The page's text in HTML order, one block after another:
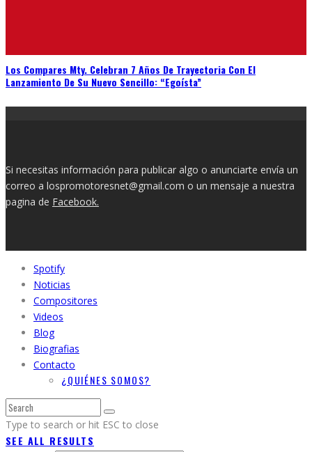
Los Compares Mty. Celebran 7 Años De Trayectoria Con El
Lanzamiento De Su Nuevo Sencillo: “Egoísta”
Si necesitas información para publicar algo o anunciarte envía un
correo a lospromotoresnet@gmail.com o un mensaje a nuestra
pagina de Facebook.
Spotify
Noticias
Compositores
Videos
Blog
Biografias
Contacto
¿QUIÉNES SOMOS?
Type to search or hit ESC to close
SEE ALL RESULTS